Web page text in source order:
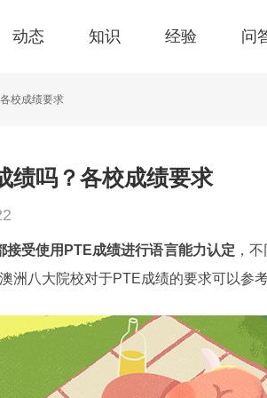
动态 知识 经验 问
校成绩要求
绩吗？各校成绩要求
接受使用PTE成绩进行语言能力认定 ，
洲八大院校对于PTE成绩的要求可以参